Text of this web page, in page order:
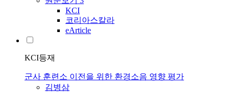
KCI
코리아스칼라
eArticle
KCI등재
군사 훈련소 이전을 위한 환경소음 영향 평가
김병삼